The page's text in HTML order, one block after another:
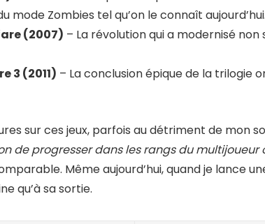
mode Zombies tel qu’on le connaît aujourd’hui.
(2007) – La révolution qui a modernisé
3 (2011) – La conclusion épique de la trilogie
sur ces jeux, parfois au détriment de mon
de progresser dans les rangs du multijoueur
Même aujourd’hui, quand je lance
qu’à sa sortie.